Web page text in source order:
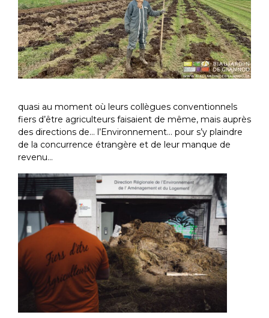
quasi au moment où leurs collègues conventionnels
fiers d’être agriculteurs faisaient de même, mais auprès
des directions de… l’Environnement… pour s’y plaindre
de la concurrence étrangère et de leur manque de
revenu…